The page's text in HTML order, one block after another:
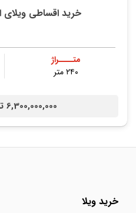
خرید اقساطی ویلای
متــــراژ
۲۴۰ متر
6,300,000,000 تومان /
خرید ویلا